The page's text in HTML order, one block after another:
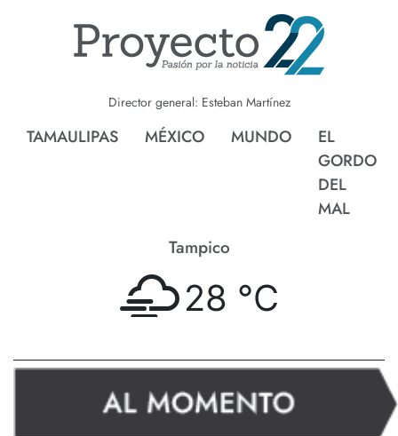
Director general: Esteban Martínez
TAMAULIPAS MÉXICO MUNDO
EL
GORDO
DEL
MAL
Tampico
28 °C